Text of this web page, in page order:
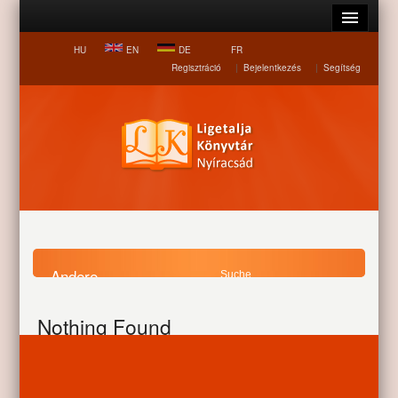
HU EN DE
FR
Regisztráció
| Bejelentkezés | Segítség
Andere
Nothing Found